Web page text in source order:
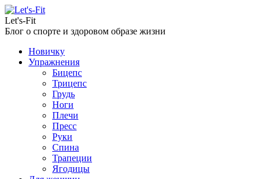
Let's-Fit
Блог о спорте и здоровом образе жизни
Новичку
Упражнения
Бицепс
Трицепс
Грудь
Ноги
Плечи
Пресс
Руки
Спина
Трапеции
Ягодицы